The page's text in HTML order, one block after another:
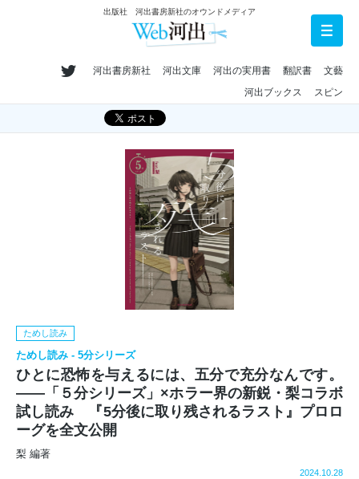
出版社 河出書房新社のオウンドメディア
河出書房新社 河出文庫 河出の実用書 翻訳書
文藝
河出ブックス
スピン
ためし読み
ためし読み - 5分シリーズ
ひとに恐怖を与えるには、五分で充分なんです。
――「５分シリーズ」×ホラー界の新鋭・梨コラボ
試し読み 『5分後に取り残されるラスト』プロロ
ーグを全文公開
梨 編著
2024.10.28